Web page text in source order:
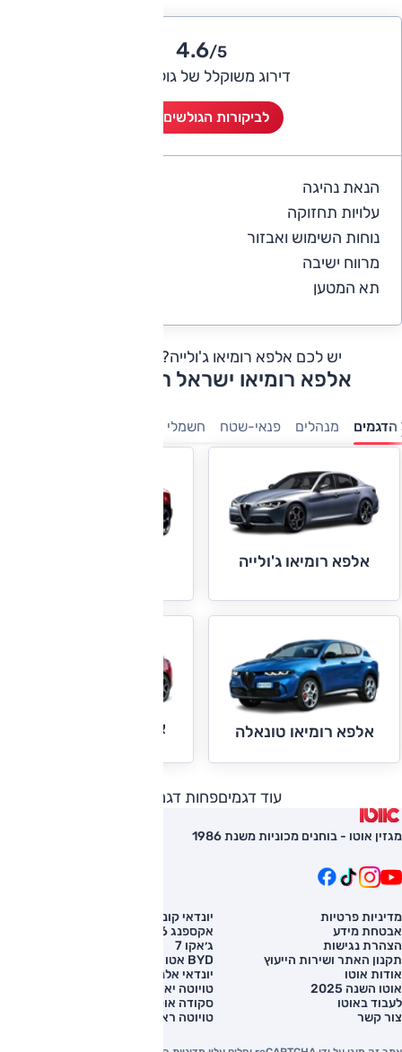
4.6/5
דירוג משוקלל של גולשי אוטו
לביקורות הגולשים (10)
הנאת נהיגה
עלויות תחזוקה
נוחות השימוש ואבזור
מרווח ישיבה
תא המטען
יש לכם אלפא רומיאו ג'ולייה?
אלפא רומיאו ישראל רשימת דגמים
הדגמים מנהלים פנאי-שטח חשמלי
אלפא רומיאו ג'ולייה
אלפא רומיאו טונאלה אלפא רומיאו סטלביו
עוד דגמיםפחות דגמים
מגזין אוטו - בוחנים מכוניות משנת 1986
מדיניות פרטיות
אבטחת מידע
הצהרת נגישות
תקנון האתר ושירות הייעוץ
אודות אוטו
אוטו השנה 2025
לעבוד באוטו
צור קשר
יונדאי קונה
אקספנג G6
ג׳אקו 7
BYD אטו 3
יונדאי אלנטרה
טויוטה יאריס קרוס
סקודה אוקטביה
טויוטה ראב 4